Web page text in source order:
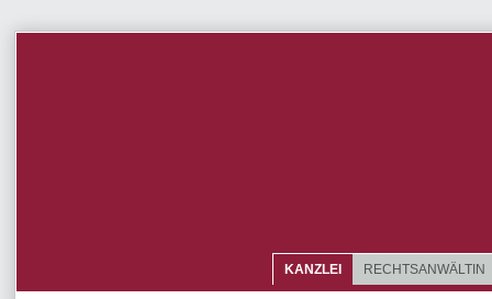
KANZLEI RECHTSANWÄLTIN